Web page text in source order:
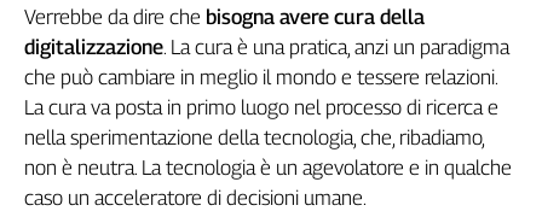
Economica
Tech
Easy
Inserti
Idea
Diffusa
Verrebbe da dire che bisogna avere cura della
digitalizzazione. La cura è una pratica, anzi un paradigma
che può cambiare in meglio il mondo e tessere relazioni.
La cura va posta in primo luogo nel processo di ricerca e
nella sperimentazione della tecnologia, che, ribadiamo,
non è neutra. La tecnologia è un agevolatore e in qualche
caso un acceleratore di decisioni umane.